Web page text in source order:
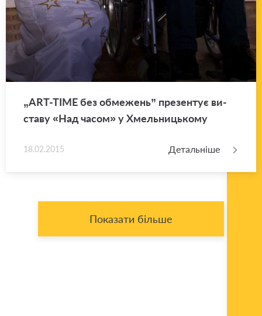
„ART-TIME без обме­жень” пре­зен­тує ви­
ста­ву «Над часом» у Хмель­ни­цько­му
18.02.2015 Детальніше
Показати більше